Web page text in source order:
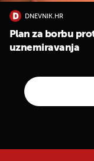
DNEVNIK.HR
Plan za borbu
uznemiravanja